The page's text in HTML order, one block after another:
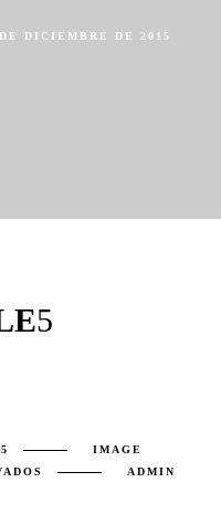
DICIEMBRE DE 2015
5
IMAGE
EN
ADMIN